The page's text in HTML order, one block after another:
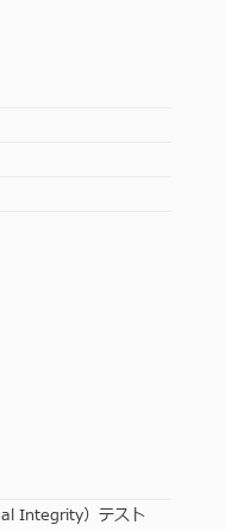
Integrity）テスト